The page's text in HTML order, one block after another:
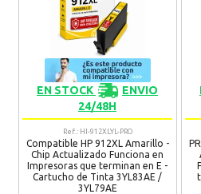
EN STOCK
ENVIO
24/48H
Ref.: HI-912XLYL-PRO
Compatible HP 912XL Amarillo -
Chip Actualizado Funciona en
Impresoras que terminan en E -
Cartucho de Tinta 3YL83AE /
3YL79AE